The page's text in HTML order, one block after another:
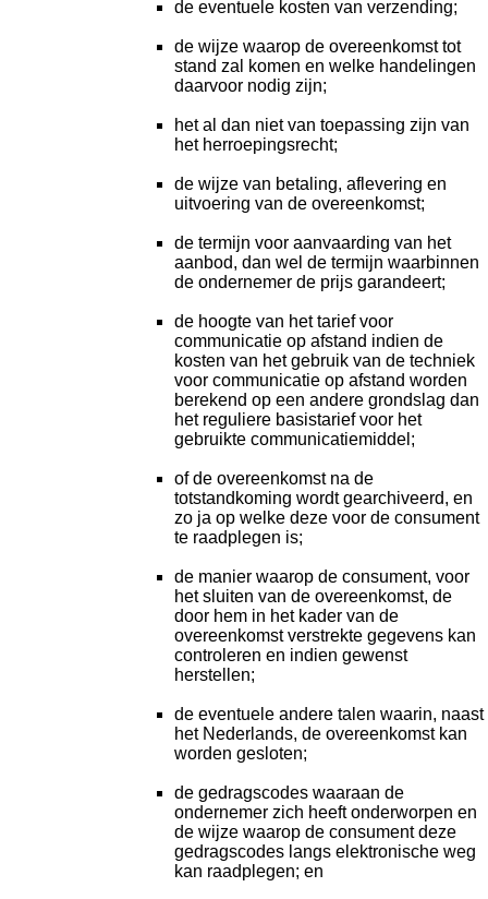
de eventuele kosten van verzending;
de wijze waarop de overeenkomst tot
stand zal komen en welke handelingen
daarvoor nodig zijn;
het al dan niet van toepassing zijn van
het herroepingsrecht;
de wijze van betaling, aflevering en
uitvoering van de overeenkomst;
de termijn voor aanvaarding van het
aanbod, dan wel de termijn waarbinnen
de ondernemer de prijs garandeert;
de hoogte van het tarief voor
communicatie op afstand indien de
kosten van het gebruik van de techniek
voor communicatie op afstand worden
berekend op een andere grondslag dan
het reguliere basistarief voor het
gebruikte communicatiemiddel;
of de overeenkomst na de
totstandkoming wordt gearchiveerd, en
zo ja op welke deze voor de consument
te raadplegen is;
de manier waarop de consument, voor
het sluiten van de overeenkomst, de
door hem in het kader van de
overeenkomst verstrekte gegevens kan
controleren en indien gewenst
herstellen;
de eventuele andere talen waarin, naast
het Nederlands, de overeenkomst kan
worden gesloten;
de gedragscodes waaraan de
ondernemer zich heeft onderworpen en
de wijze waarop de consument deze
gedragscodes langs elektronische weg
kan raadplegen; en